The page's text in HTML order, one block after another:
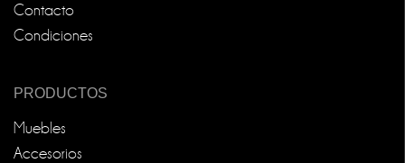
Contacto
Condiciones
PRODUCTOS
Muebles
Accesorios